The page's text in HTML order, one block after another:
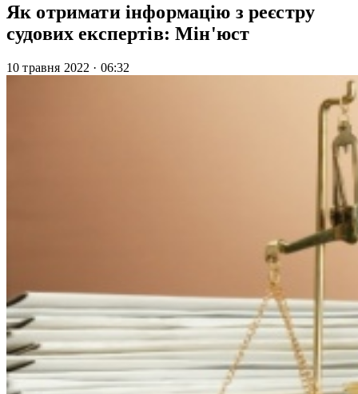
Як отримати інформацію з реєстру
судових експертів: Мін'юст
10 травня 2022 · 06:32